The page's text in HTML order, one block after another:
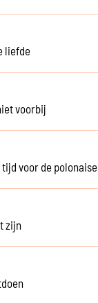
liefde
voorbij
voor de polonaise
zijn